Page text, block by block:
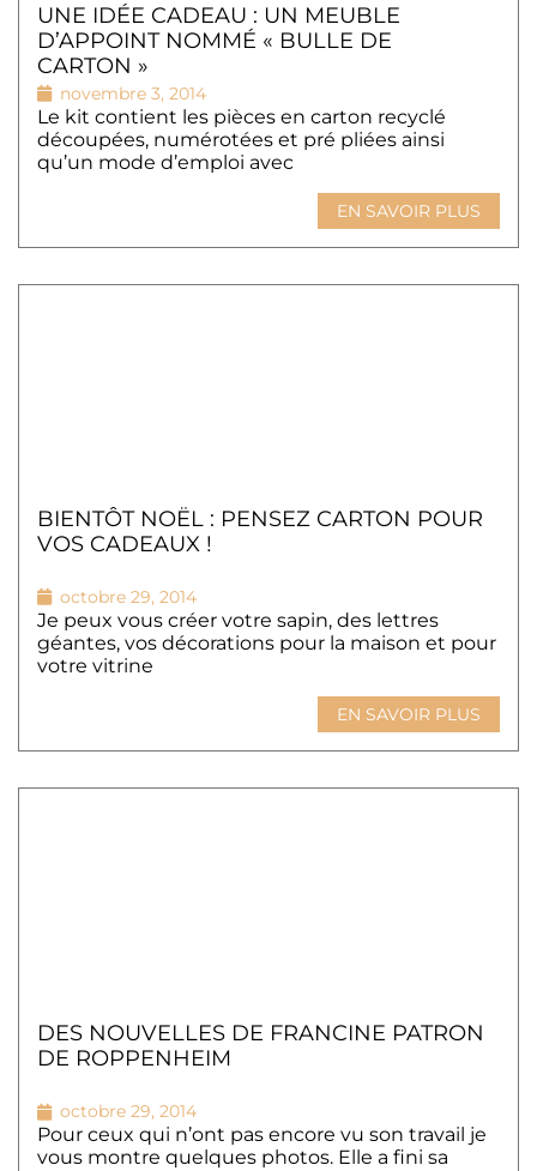
UNE IDÉE CADEAU : UN MEUBLE
D’APPOINT NOMMÉ « BULLE DE
CARTON »
novembre 3, 2014
Le kit contient les pièces en carton recyclé
découpées, numérotées et pré pliées ainsi
qu’un mode d’emploi avec
EN SAVOIR PLUS
BIENTÔT NOËL : PENSEZ CARTON POUR
VOS CADEAUX !
octobre 29, 2014
Je peux vous créer votre sapin, des lettres
géantes, vos décorations pour la maison et pour
votre vitrine
EN SAVOIR PLUS
DES NOUVELLES DE FRANCINE PATRON
DE ROPPENHEIM
octobre 29, 2014
Pour ceux qui n’ont pas encore vu son travail je
vous montre quelques photos. Elle a fini sa